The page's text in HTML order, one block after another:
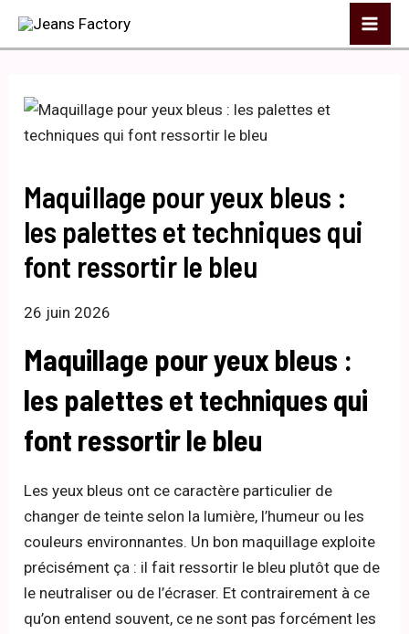
Aller
Maquillage pour yeux bleus :
les palettes et techniques qui
font ressortir le bleu
26 juin 2026
Maquillage pour yeux bleus :
les palettes et techniques qui
font ressortir le bleu
Les yeux bleus ont ce caractère particulier de
changer de teinte selon la lumière, l’humeur ou les
couleurs environnantes. Un bon maquillage exploite
précisément ça : il fait ressortir le bleu plutôt que de
le neutraliser ou de l’écraser. Et contrairement à ce
qu’on entend souvent, ce ne sont pas forcément les